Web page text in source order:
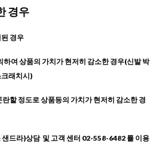
경우
경우
하여 상품의 가치가 현저히 감소한 경우(신발 박
래치시)
할 정도로 상품등의 가치가 현저히 감소한 경
드라)상담 및 고객 센터 02-558-6482 를 이용